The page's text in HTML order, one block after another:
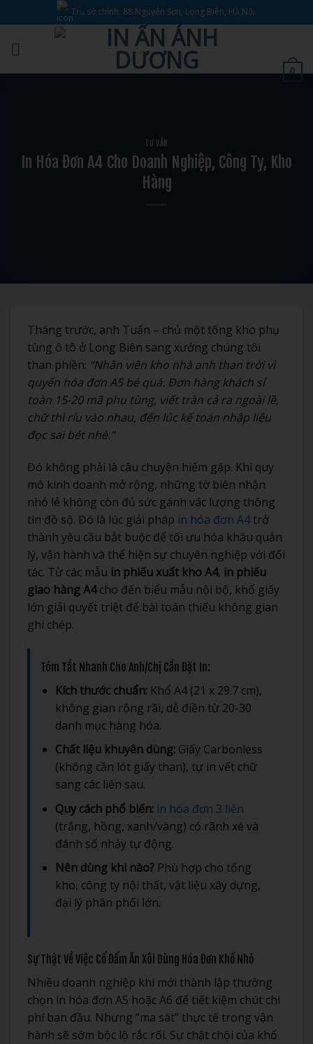
qua
nội
dung
Trụ sở chính: 88 Nguyễn Sơn, Long Biên, Hà Nội.
0
TƯ VẤN
In Hóa Đơn A4 Cho Doanh Nghiệp, Công Ty, Kho
Hàng
Tháng trước, anh Tuấn – chủ một tổng kho phụ
tùng ô tô ở Long Biên sang xưởng chúng tôi
than phiền: “Nhân viên kho nhà anh than trời vì
quyển hóa đơn A5 bé quá. Đơn hàng khách sỉ
toàn 15-20 mã phụ tùng, viết tràn cả ra ngoài lề,
chữ thì ríu vào nhau, đến lúc kế toán nhập liệu
đọc sai bét nhè.”
Đó không phải là câu chuyện hiếm gặp. Khi quy
mô kinh doanh mở rộng, những tờ biên nhận
nhỏ lẻ không còn đủ sức gánh vác lượng thông
tin đồ sộ. Đó là lúc giải pháp in hóa đơn A4trở
thành yêu cầu bắt buộc để tối ưu hóa khâu quản
lý, vận hành và thể hiện sự chuyên nghiệp với đối
tác. Từ các mẫu in phiếu xuất kho A4, in phiếu
giao hàng A4cho đến biểu mẫu nội bộ, khổ giấy
lớn giải quyết triệt để bài toán thiếu không gian
ghi chép.
Tóm Tắt Nhanh Cho Anh/Chị Cần Đặt In:
Kích thước chuẩn:Khổ A4 (21 x 29.7 cm),
không gian rộng rãi, dễ điền từ 20-30
danh mục hàng hóa.
Chất liệu khuyên dùng:Giấy Carbonless
(không cần lót giấy than), tự in vết chữ
sang các liên sau.
Quy cách phổ biến: in hóa đơn 3 liên
(trắng, hồng, xanh/vàng) có rãnh xé và
đánh số nhảy tự động.
Nên dùng khi nào?Phù hợp cho tổng
kho, công ty nội thất, vật liệu xây dựng,
đại lý phân phối lớn.
Sự Thật Về Việc Cố Đấm Ăn Xôi Dùng Hóa Đơn Khổ Nhỏ
Nhiều doanh nghiệp khi mới thành lập thường
chọn in hóa đơn A5 hoặc A6 để tiết kiệm chút chi
phí ban đầu. Nhưng “ma sát” thực tế trong vận
hành sẽ sớm bộc lộ rắc rối. Sự chật chội của khổ